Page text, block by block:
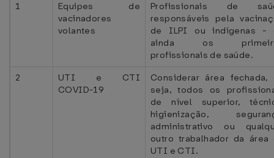
1
Equipes de
vacinadores
volantes
Profissionais de
responsáveis pela
de ILPI ou indígenas -
ainda os
profissionais de saúde.
2
UTI e CTI
COVID-19
Considerar área fechada,
seja, todos os
de nível superior,
higienização,
administrativo ou
outro trabalhador da área
UTI e CTI.